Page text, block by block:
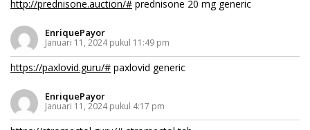
http://prednisone.auction/# prednisone 20 mg generic
EnriquePayor
Januari 11, 2024 pukul 11:49 pm
https://paxlovid.guru/# paxlovid generic
EnriquePayor
Januari 11, 2024 pukul 4:17 pm